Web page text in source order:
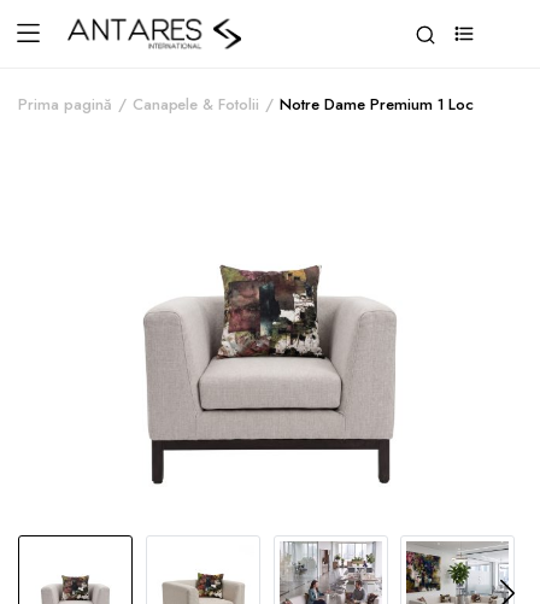
Prima pagină Canapele & Fotolii Notre Dame Premium 1 Loc